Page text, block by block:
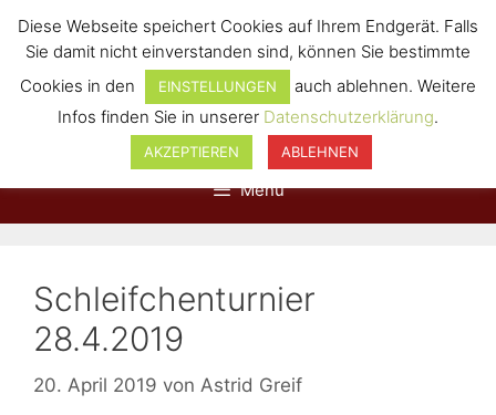
Menü
Schleifchenturnier
28.4.2019
20. April 2019 von Astrid Greif
Diese Webseite speichert Cookies auf Ihrem Endgerät. Falls
Sie damit nicht einverstanden sind, können Sie bestimmte
Cookies in den
EINSTELLUNGEN
auch ablehnen. Weitere
Infos finden Sie in unserer Datenschutzerklärung.
AKZEPTIEREN ABLEHNEN